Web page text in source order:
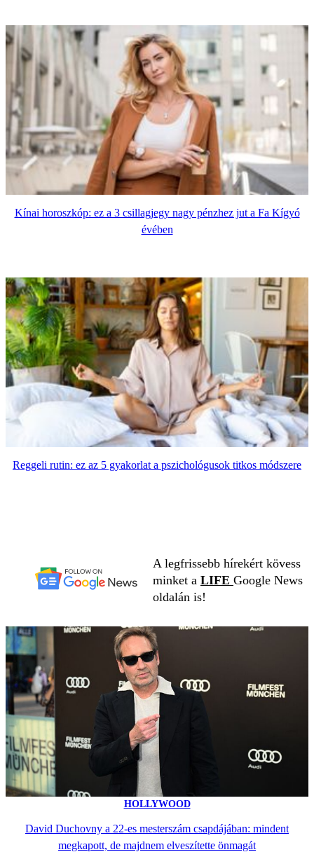
Kínai horoszkóp: ez a 3 csillagjegy nagy pénzhez jut a Fa Kígyó
évében
Reggeli rutin: ez az 5 gyakorlat a pszichológusok titkos módszere
A legfrissebb hírekért kövess
minket a LIFE Google News
oldalán is!
HOLLYWOOD
David Duchovny a 22-es mesterszám csapdájában: mindent
megkapott, de majdnem elveszítette önmagát